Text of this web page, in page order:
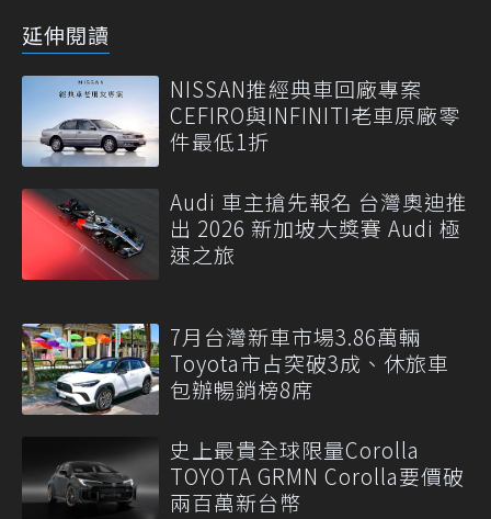
延伸閱讀
NISSAN推經典車回廠專案
CEFIRO與INFINITI老車原廠零
件最低1折
Audi 車主搶先報名 台灣奧迪推
出 2026 新加坡大獎賽 Audi 極
速之旅
7月台灣新車市場3.86萬輛
Toyota市占突破3成、休旅車
包辦暢銷榜8席
史上最貴全球限量Corolla
TOYOTA GRMN Corolla要價破
兩百萬新台幣